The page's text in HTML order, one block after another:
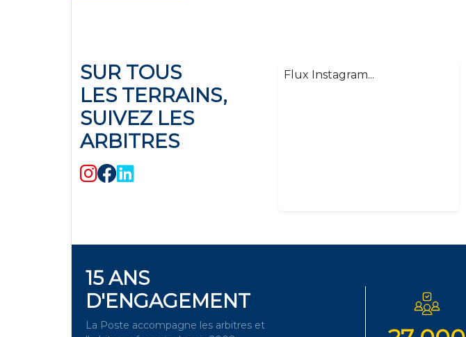
SUR TOUS
LES TERRAINS,
SUIVEZ LES
ARBITRES
Flux Instagram...
15 ANS
D'ENGAGEMENT
La Poste accompagne les arbitres et